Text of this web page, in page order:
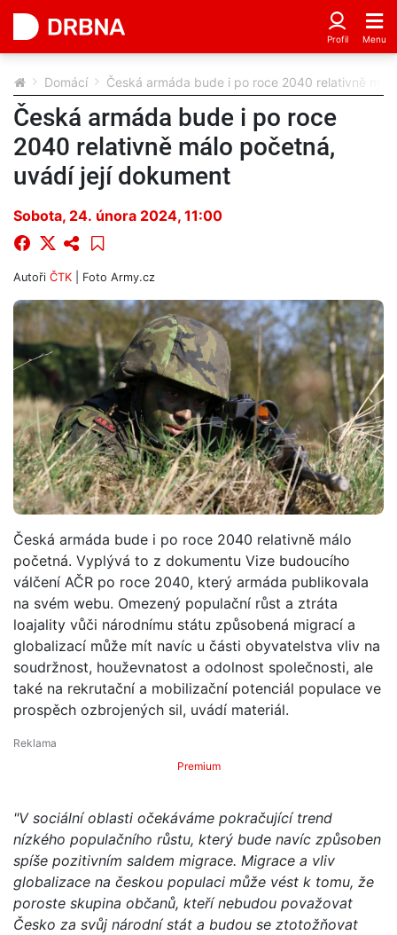
Domácí Česká armáda bude i po roce 2040 relativně
Česká armáda bude i po roce
2040 relativně málo početná,
uvádí její dokument
Sobota, 24. února 2024, 11:00
Autoři ČTK | Foto Army.cz
Česká armáda bude i po roce 2040 relativně málo
početná. Vyplývá to z dokumentu Vize budoucího
válčení AČR po roce 2040, který armáda publikovala
na svém webu. Omezený populační růst a ztráta
loajality vůči národnímu státu způsobená migrací a
globalizací může mít navíc u části obyvatelstva vliv na
soudržnost, houževnatost a odolnost společnosti, ale
také na rekrutační a mobilizační potenciál populace ve
prospěch ozbrojených sil, uvádí materiál.
Premium
"V sociální oblasti očekáváme pokračující trend
nízkého populačního růstu, který bude navíc způsoben
spíše pozitivním saldem migrace. Migrace a vliv
globalizace na českou populaci může vést k tomu, že
poroste skupina občanů, kteří nebudou považovat
Česko za svůj národní stát a budou se ztotožňovat